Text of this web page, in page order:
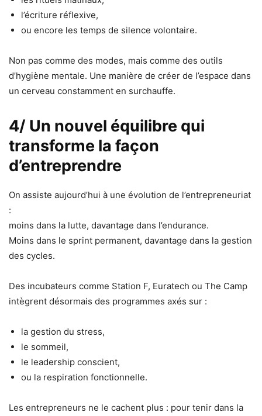
l’écriture réflexive,
ou encore les temps de silence volontaire.
Non pas comme des modes, mais comme des outils
d’hygiène mentale. Une manière de créer de l’espace dans
un cerveau constamment en surchauffe.
4/ Un nouvel équilibre qui
transforme la façon
d’entreprendre
On assiste aujourd’hui à une évolution de l’entrepreneuriat
:
moins dans la lutte, davantage dans l’endurance.
Moins dans le sprint permanent, davantage dans la gestion
des cycles.
Des incubateurs comme Station F, Euratech ou The Camp
intègrent désormais des programmes axés sur :
la gestion du stress,
le sommeil,
le leadership conscient,
ou la respiration fonctionnelle.
Les entrepreneurs ne le cachent plus : pour tenir dans la